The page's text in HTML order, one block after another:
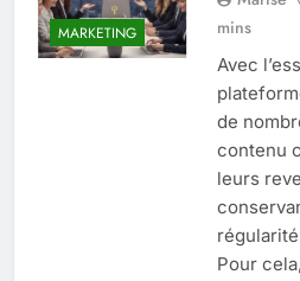
MARKETING
mins
Avec
de
contenu
leurs
Pour
Les
peau
Ordinary
SANTÉ
Prévenir
seniors:
exercices
BIEN ÊTRE